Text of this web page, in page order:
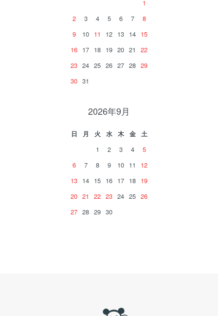
1
2
3 4 5 6 7
8
9
10 11 12 13 14 15
16 17 18 19 20 21
22
23 24 25 26 27 28 29
30 31
2026年9月
日 月 火 水 木 金
土
1
2 3 4
5
6
7 8 9 10 11
12
13 14 15 16 17 18 19
20 21 22 23 24 25 26
27 28 29 30